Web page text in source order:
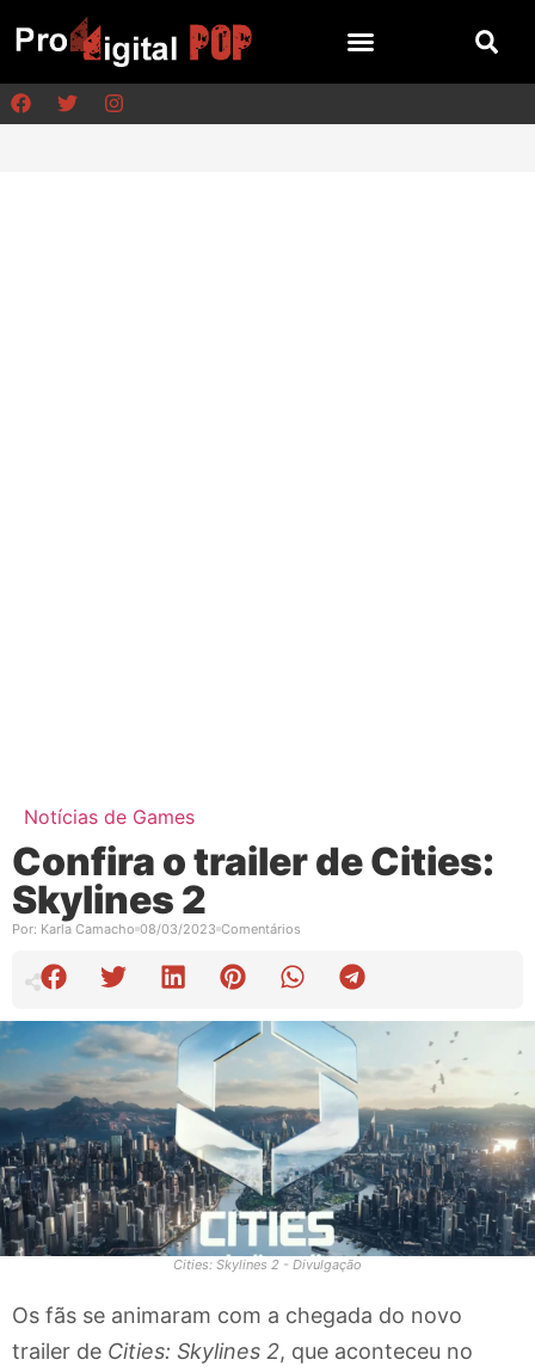
Notícias de Games
Confira o trailer de Cities:
Skylines 2
Por: Karla Camacho 08/03/2023 Comentários
Cities: Skylines 2 - Divulgação
Os fãs se animaram com a chegada do novo
trailer de Cities: Skylines 2, que aconteceu no